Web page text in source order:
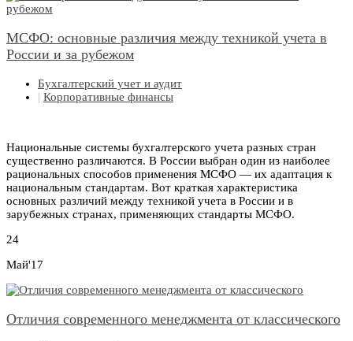
МСФО: основные различия между техникой учета в
России и за рубежом
Бухгалтерский учет и аудит
| Корпоративные финансы
Национальные системы бухгалтерского учета разных стран
существенно различаются. В России выбран один из наиболее
рациональных способов применения МСФО — их адаптация к
национальным стандартам. Вот краткая характеристика
основных различий между техникой учета в России и в
зарубежных странах, применяющих стандарты МСФО.
24
Май'17
Отличия современного менеджмента от классического